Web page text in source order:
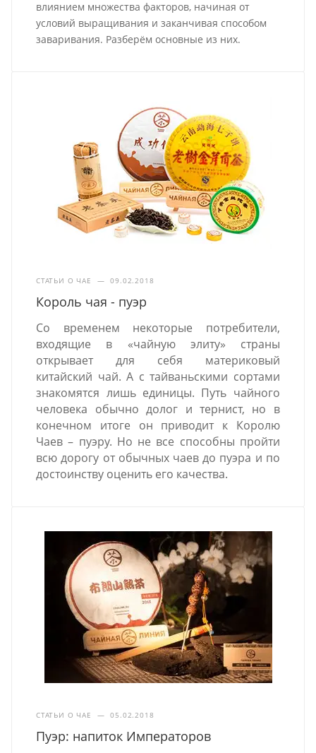
влиянием множества факторов, начиная от
условий выращивания и заканчивая способом
заваривания. Разберём основные из них.
СТАТЬИ О ЧАЕ — 09.02.2018
Король чая - пуэр
Со временем некоторые потребители,
входящие в «чайную элиту» страны
открывает для себя материковый
китайский чай. А с тайваньскими сортами
знакомятся лишь единицы. Путь чайного
человека обычно долог и тернист, но в
конечном итоге он приводит к Королю
Чаев – пуэру. Но не все способны пройти
всю дорогу от обычных чаев до пуэра и по
достоинству оценить его качества.
СТАТЬИ О ЧАЕ — 05.02.2018
Пуэр: напиток Императоров